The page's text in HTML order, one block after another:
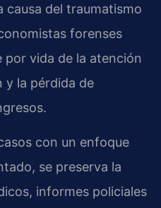
causa del traumatismo
forenses
por vida de la atención
y la pérdida de
con un enfoque
se preserva la
informes policiales